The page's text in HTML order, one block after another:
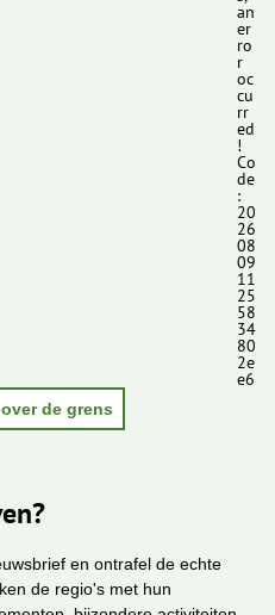
an
er
ro
r
oc
cu
rr
ed
!
Co
de
:
20
26
08
09
11
25
58
34
80
2e
e6
de grens
en ontrafel de echte
de regio's met hun